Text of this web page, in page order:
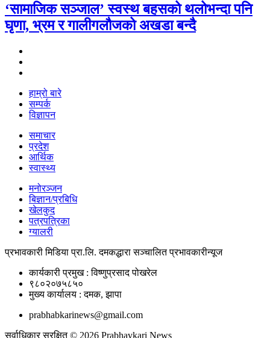
‘सामाजिक सञ्जाल’ स्वस्थ बहसको थलोभन्दा पनि
घृणा, भ्रम र गालीगलौजको अखडा बन्दै
हाम्रो बारे
सम्पर्क
विज्ञापन
समाचार
प्रदेश
आर्थिक
स्वास्थ्य
मनोरञ्जन
बिज्ञान/प्रबिधि
खेलकुद
पत्रपत्रिका
ग्यालरी
प्रभावकारी मिडिया प्रा.लि. दमकद्धारा सञ्चालित प्रभावकारीन्यूज
कार्यकारी प्रमुख : विष्णुप्रसाद पोखरेल
९८०२०७५८५०
मुख्य कार्यालय : दमक, झापा
prabhabkarinews@gmail.com
सर्वाधिकार सुरक्षित © 2026 Prabhavkari News